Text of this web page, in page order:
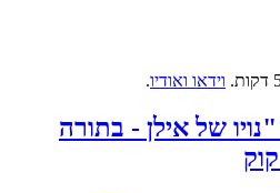
וידאו ואודיו.
של אילן - בתורה